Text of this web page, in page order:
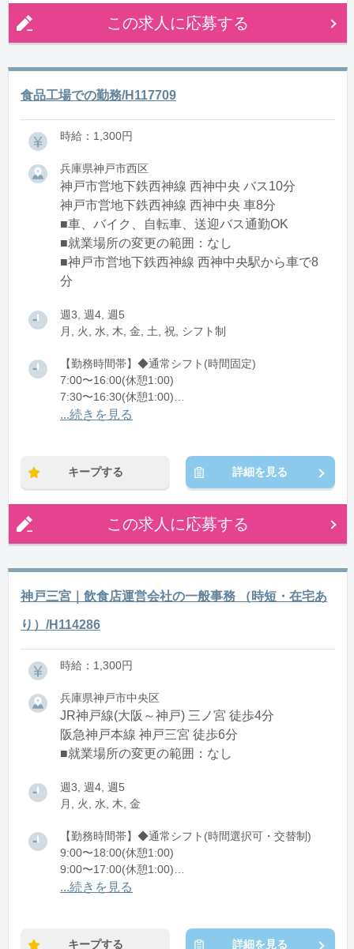
この求人に応募する
食品工場での勤務/H117709
時給：1,300円
兵庫県神戸市西区
神戸市営地下鉄西神線 西神中央 バス10分
神戸市営地下鉄西神線 西神中央 車8分
■車、バイク、自転車、送迎バス通勤OK
■就業場所の変更の範囲：なし
■神戸市営地下鉄西神線 西神中央駅から車で8
分
週3, 週4, 週5
月, 火, 水, 木, 金, 土, 祝, シフト制
【勤務時間帯】◆通常シフト(時間固定)
7:00〜16:00(休憩1:00)
7:30〜16:30(休憩1:00)
8:00〜17:00(休憩1:00)
※残業：5〜20時間程度/月
※時短：扶養内勤務可能
...続きを見る
キープする 詳細を見る
この求人に応募する
神戸三宮｜飲食店運営会社の一般事務 （時短・在宅あ
り）/H114286
時給：1,300円
兵庫県神戸市中央区
JR神戸線(大阪～神戸) 三ノ宮 徒歩4分
阪急神戸本線 神戸三宮 徒歩6分
■就業場所の変更の範囲：なし
週3, 週4, 週5
月, 火, 水, 木, 金
【勤務時間帯】◆通常シフト(時間選択可・交替制)
9:00〜18:00(休憩1:00)
9:00〜17:00(休憩1:00)
9:00〜16:00(休憩1:00)
11:00〜18:00(休憩1:00)
...続きを見る
キープする 詳細を見る